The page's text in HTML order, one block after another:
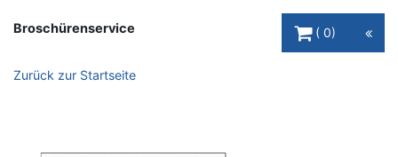
Broschürenservice
0
Zurück zur Startseite